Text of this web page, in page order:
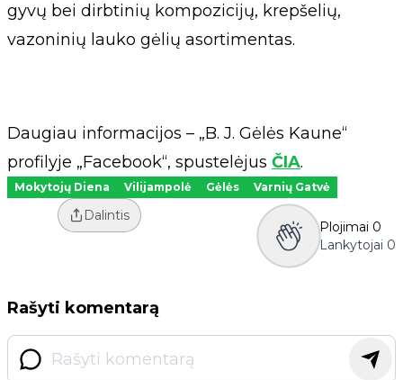
gyvų bei dirbtinių kompozicijų, krepšelių,
vazoninių lauko gėlių asortimentas.
Daugiau informacijos – „B. J. Gėlės Kaune“
profilyje „Facebook“, spustelėjus ČIA.
Mokytojų Diena Vilijampolė Gėlės Varnių Gatvė
Dalintis
Plojimai 0
Lankytojai 0
Rašyti komentarą